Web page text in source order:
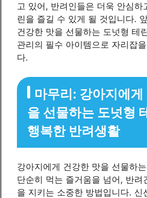
고 있어, 반려인들은 더욱 안심하
린을 즐길 수 있게 될 것입니다.
건강한 맛을 선물하는 도넛형 테
관리의 필수 아이템으로 자리잡
다.
마무리: 강아지에
을 선물하는 도넛형
행복한 반려생활
강아지에게 건강한 맛을 선물하
단순히 먹는 즐거움을 넘어, 반려
을 지키는 소중한 방법입니다. 신